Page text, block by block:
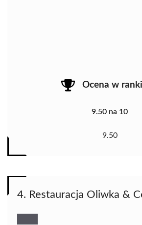
Ocena w
9.50 na 10
9.50
4. Restauracja Oliwka &